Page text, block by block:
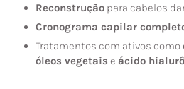
Reconstrução para cabelos
Cronograma capilar
Tratamentos com ativos como
óleos vegetais e ácido